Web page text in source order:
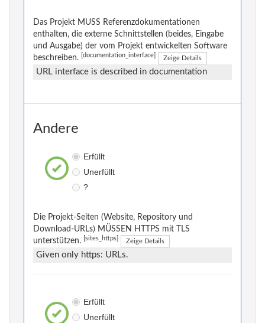
Das Projekt MUSS Referenzdokumentationen
enthalten, die externe Schnittstellen (beides, Eingabe
und Ausgabe) der vom Projekt entwickelten Software
beschreiben.
[documentation_interface] Zeige Details
URL interface is described in documentation
Andere
Erfüllt
Unerfüllt
?
Die Projekt-Seiten (Website, Repository und
Download-URLs) MÜSSEN HTTPS mit TLS
unterstützen.
[sites_https] Zeige Details
Given only https: URLs.
Erfüllt
Unerfüllt